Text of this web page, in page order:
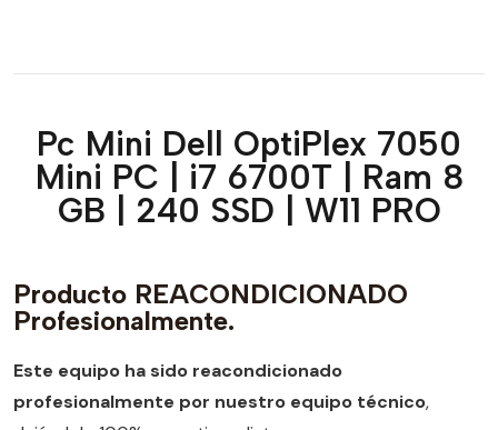
Pc Mini Dell OptiPlex 7050
Mini PC | i7 6700T | Ram 8
GB | 240 SSD | W11 PRO
Producto REACONDICIONADO
Profesionalmente.
Este equipo ha sido reacondicionado
profesionalmente por nuestro equipo técnico,